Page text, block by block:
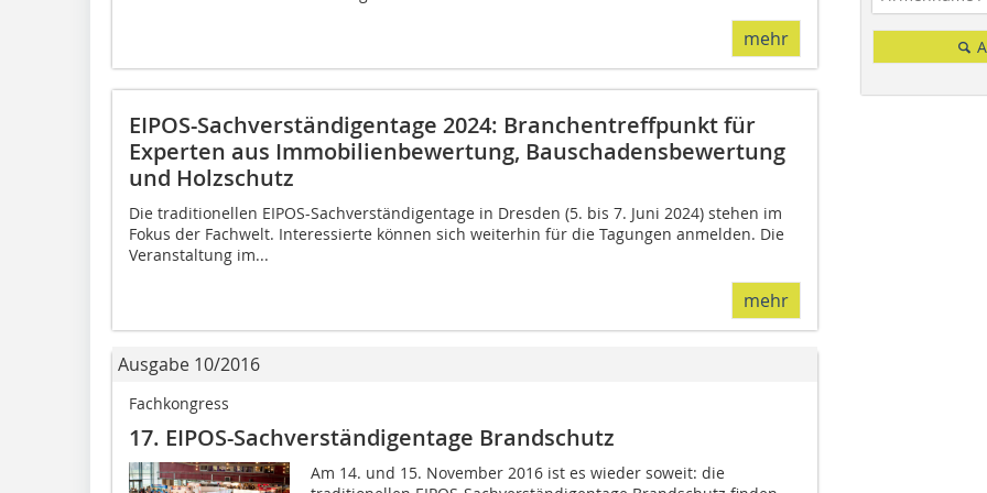
mehr
EIPOS-Sachverständigentage 2024: Branchentreffpunkt für
Experten aus Immobilienbewertung, Bauschadensbewertung
und Holzschutz
Die traditionellen EIPOS-Sachverständigentage in Dresden (5. bis 7. Juni 2024) stehen im
Fokus der Fachwelt. Interessierte können sich weiterhin für die Tagungen anmelden. Die
Veranstaltung im...
mehr
Ausgabe 10/2016
Fachkongress
17. EIPOS-Sachverständigentage Brandschutz
Am 14. und 15. November 2016 ist es wieder soweit: die